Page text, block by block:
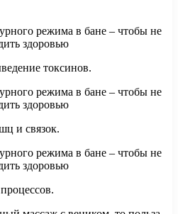
токсинов.
и связок.